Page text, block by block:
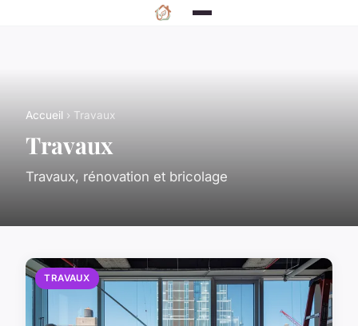
Accueil › Travaux
Travaux
Travaux, rénovation et bricolage
TRAVAUX